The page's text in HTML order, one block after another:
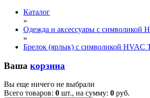
Каталог
»
Одежда и аксессуары с символикой
»
Брелок (ярлык) с символикой HVAC
Ваша корзина
Вы еще ничего не выбрали
Всего товаров: 0 шт., на сумму: 0 руб.